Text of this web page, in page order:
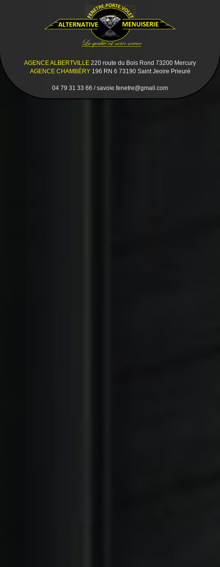
AGENCE ALBERTVILLE 220 route du Bois Rond 73200 Mercury
AGENCE CHAMBÉRY196 RN 6 73190 Saint Jeoire Prieuré
04 79 31 33 66 / savoie.fenetre@gmail.com